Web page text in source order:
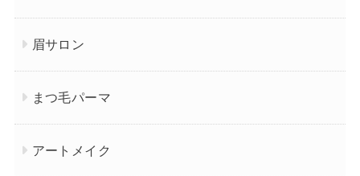
眉サロン
まつ毛パーマ
アートメイク